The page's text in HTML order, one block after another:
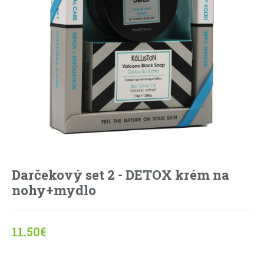
Darčekový set 2 - DETOX krém na
nohy+mydlo
11.50€